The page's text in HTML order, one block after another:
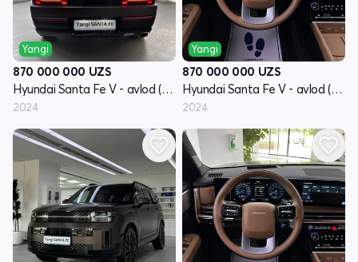
Yangi
870 000 000 UZS
Hyundai Santa Fe V - avlod (MX5)
2024
Yangi
870 000 000 UZS
Hyundai Santa Fe V - avlod (MX5)
2024